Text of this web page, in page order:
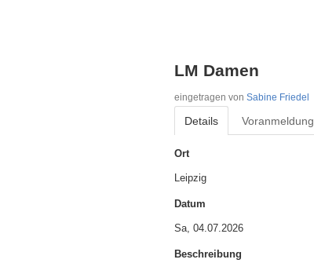
LM Damen
eingetragen von Sabine Friedel
Details Voranmeldung
Ort
Leipzig
Datum
Sa, 04.07.2026
Beschreibung